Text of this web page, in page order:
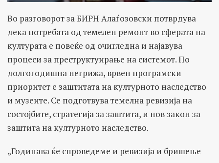
Во разговорот за БИРН Алаѓозовски потврдува
дека потребата од темелен ремонт во сферата на
културата е повеќе од очигледна и најавува
процеси за преструктуирање на системот. По
долгогодишна негрижа, врвен програмски
приоритет е заштитата на културното наследство
и музеите. Се подготвува темелна ревизија на
состојбите, стратегија за заштита, и нов закон за
заштита на културното наследство.
„Годинава ќе спроведеме и ревизија и бришење